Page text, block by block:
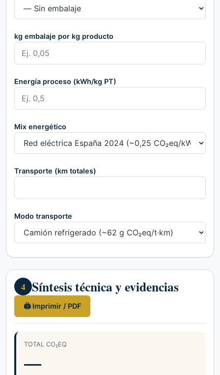
kg embalaje por kg producto
Energía proceso (kWh/kg PT)
Mix energético
Transporte (km totales)
Modo transporte
4 Síntesis técnica y evidencias
🖨 Imprimir / PDF
TOTAL CO₂EQ
—